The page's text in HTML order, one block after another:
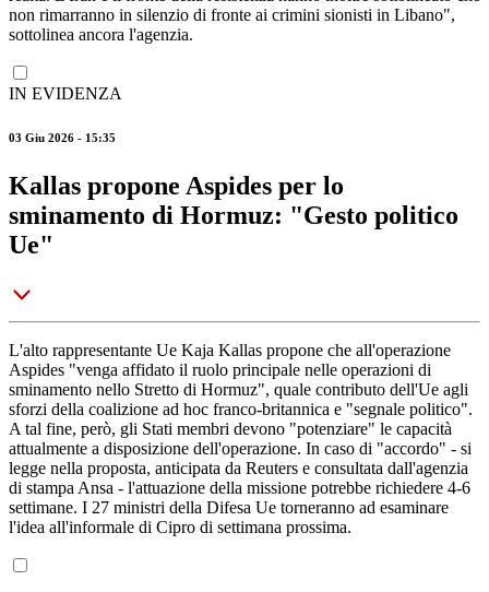
non rimarranno in silenzio di fronte ai crimini sionisti in Libano",
sottolinea ancora l'agenzia.
IN EVIDENZA
03 Giu 2026 - 15:35
Kallas propone Aspides per lo
sminamento di Hormuz: "Gesto politico
Ue"
L'alto rappresentante Ue Kaja Kallas propone che all'operazione
Aspides "venga affidato il ruolo principale nelle operazioni di
sminamento nello Stretto di Hormuz", quale contributo dell'Ue agli
sforzi della coalizione ad hoc franco-britannica e "segnale politico".
A tal fine, però, gli Stati membri devono "potenziare" le capacità
attualmente a disposizione dell'operazione. In caso di "accordo" - si
legge nella proposta, anticipata da Reuters e consultata dall'agenzia
di stampa Ansa - l'attuazione della missione potrebbe richiedere 4-6
settimane. I 27 ministri della Difesa Ue torneranno ad esaminare
l'idea all'informale di Cipro di settimana prossima.